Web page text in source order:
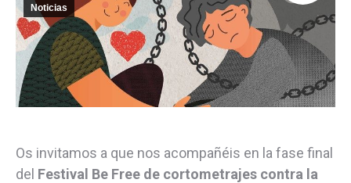
Noticias
Os invitamos a que nos acompañéis en la fase final
del Festival Be Free de cortometrajes contra la